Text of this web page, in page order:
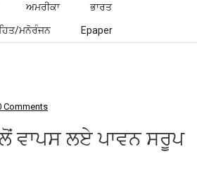
ਅਮਰੀਕਾ ਭਾਰਤ
ਮਨੋਰੰਜਨ Epaper
Comments
ਵਾਪਸ ਲਏ ਪਾਵਨ ਸਰੂਪ